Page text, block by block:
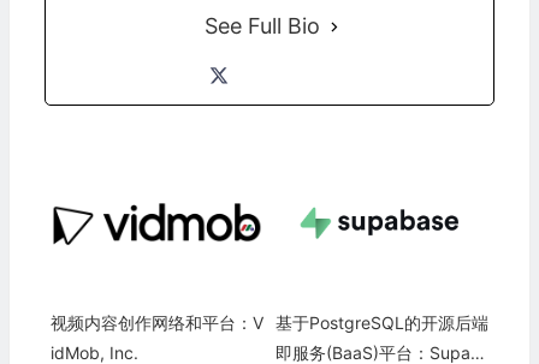
See Full Bio
视频内容创作网络和平台：V
idMob, Inc.
基于PostgreSQL的开源后端
即服务(BaaS)平台：Supab